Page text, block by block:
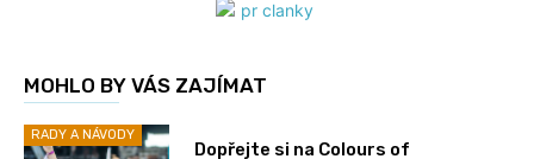
MOHLO BY VÁS ZAJÍMAT
RADY A NÁVODY
Dopřejte si na Colours of